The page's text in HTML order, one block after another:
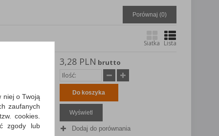
Porównaj (0)
Siatka Lista
3,28 PLN brutto
Do koszyka
Wyświetl
Dodaj do porównania
niej o Twoją
zaufanych
cookies.
zgody lub